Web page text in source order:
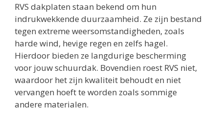
RVS dakplaten staan bekend om hun
indrukwekkende duurzaamheid. Ze zijn bestand
tegen extreme weersomstandigheden, zoals
harde wind, hevige regen en zelfs hagel.
Hierdoor bieden ze langdurige bescherming
voor jouw schuurdak. Bovendien roest RVS niet,
waardoor het zijn kwaliteit behoudt en niet
vervangen hoeft te worden zoals sommige
andere materialen.